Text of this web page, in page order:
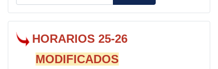
Type 2 or more characters for results.
HORARIOS 25-26
MODIFICADOS